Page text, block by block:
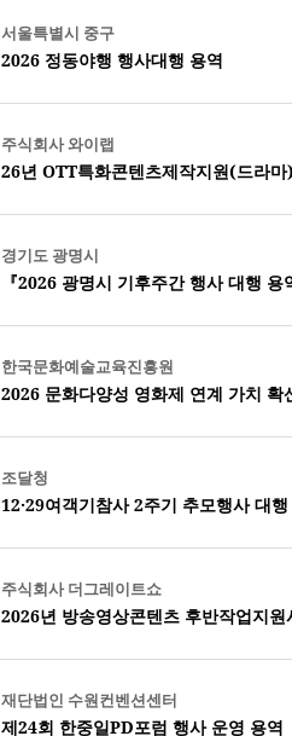
서울특별시 중구
2026 정동야행 행사대행 용역
주식회사 와이랩
26년 OTT특화콘텐츠제작지원(드라
경기도 광명시
『2026 광명시 기후주간 행사 대행
한국문화예술교육진흥원
2026 문화다양성 영화제 연계 가치 확
조달청
12·29여객기참사 2주기 추모행사 대
주식회사 더그레이트쇼
2026년 방송영상콘텐츠 후반작업지
재단법인 수원컨벤션센터
제24회 한중일PD포럼 행사 운영 용역